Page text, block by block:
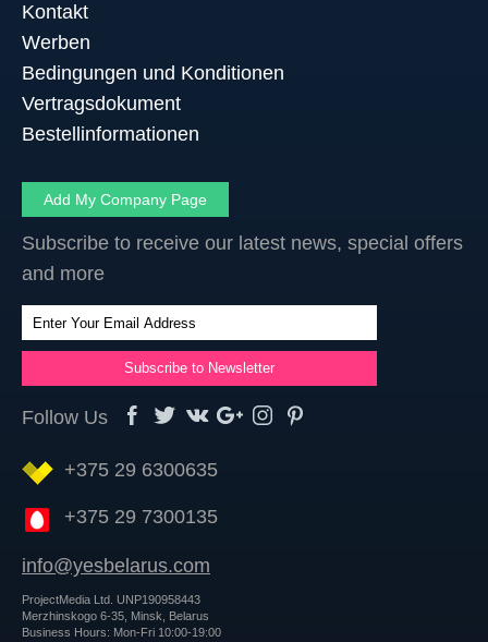
Kontakt
Werben
Bedingungen und Konditionen
Vertragsdokument
Bestellinformationen
Add My Company Page
Subscribe to receive our latest news, special offers
and more
Follow Us
+375 29 6300635
+375 29 7300135
info@yesbelarus.com
ProjectMedia Ltd. UNP190958443
Merzhinskogo 6-35, Minsk, Belarus
Business Hours: Mon-Fri 10:00-19:00